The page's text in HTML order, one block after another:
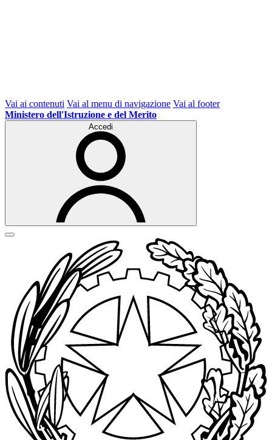
Vai ai contenuti Vai al menu di navigazione Vai al footer
Ministero dell'Istruzione e del Merito
Accedi